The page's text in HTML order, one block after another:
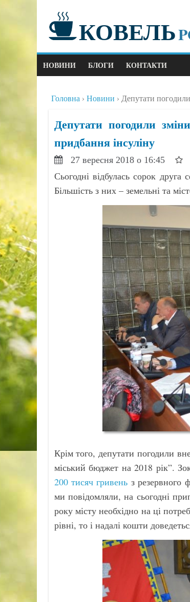
КОВЕЛЬ
НОВИНИ БЛОГИ КОНТАКТИ
Головна Новини Депутати
Депутати погодили
придбання інсуліну
27 вересня 2018 о 16:45
Сьогодні відбулась сорок
Більшість з них – земельні та
Крім того, депутати погодили
міський бюджет на 2018 рік”.
200 тисяч гривень з резервного
ми повідомляли, на сьогодні
року місту необхідно на ці
рівні, то і надалі кошти